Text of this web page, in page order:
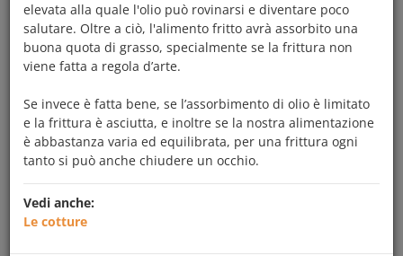
CHIEDOEMANGIO
Una risposta atutto quello che
avresti semprevoluto chiedere sugli
alimenti e l'alimentazione.
Scegli un argomento che preferisci,controlla se tra le
domande c'è quella che ti interessa
risposta,oppure prova a digitare una parolachiave sul
motore di ricerca. Ma se vuoi, puoi anche leggerle tutte.
elevata alla quale l'olio può rovinarsi e diventare poco
salutare. Oltre a ciò, l'alimento fritto avrà assorbito una
buona quota di grasso, specialmente se la frittura non
viene fatta a regola d’arte.
Se invece è fatta bene, se l’assorbimento di olio è limitato
e la frittura è asciutta, e inoltre se la nostra alimentazione
è abbastanza varia ed equilibrata, per una frittura ogni
tanto si può anche chiudere un occhio.
Vedi anche:
Le cotture